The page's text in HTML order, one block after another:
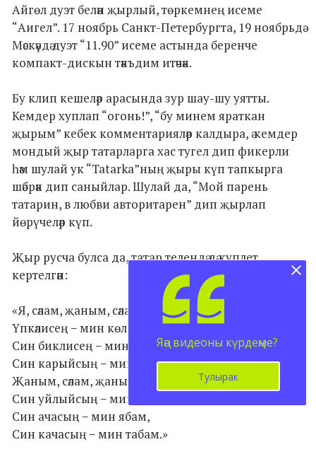
Айгөл дуэт белән җырлый, төркемнең исеме
“Аигел”. 17 ноябрь Санкт-Петербургта, 19 ноябрьдә
Мәскәүдә дуэт “11.90” исеме астында беренче
компакт-дискын тәкъдим итәчәк.
Бу клип кешеләр арасында зур шау-шу уятты.
Кемдер хуплап “огонь!”, “бу минем яраткан
җырым” кебек комментарияләр калдыра, ә кемдер
мондый җыр татарларга хас тугел дип фикерли
һәм шулай ук “Tatarka”ның җыры күп тапкырга
шәбрәк дип саныйлар. Шулай да, “Мой парень
татарин, в любви авторитарен” дип җырлап
йөрүчеләр күп.
Җыр русча булса да, татар телендә дә куплет
кертелгән:
«Я, сәлам, җаным, сәлам,
Үпкәлисең − мин көләм,
Син биклисең − мин бәрәм,
Син карыйсың − мин күрәм,
Җаным, сәлам, җаным, сәлам,
Син уйлыйсың − мин беләм,
Син ачасың − мин ябам,
Син качасың − мин табам.»
Яңа видеоны күрдеңме?
Тулырак